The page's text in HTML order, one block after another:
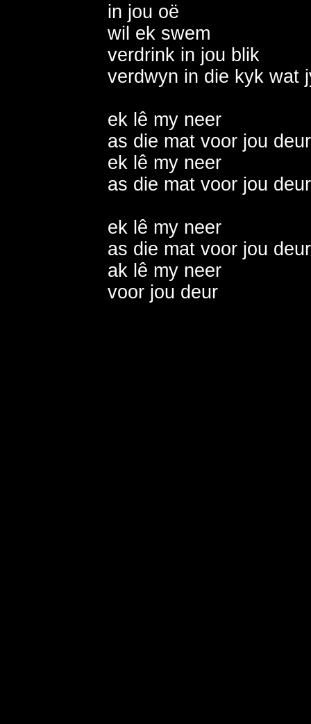
in jou
wil ek
verdrink in
verdwyn in
ek lê my
as die mat voor jou
ek lê my
as die mat voor
ek lê my
as die mat voor
ak lê my
voor jou